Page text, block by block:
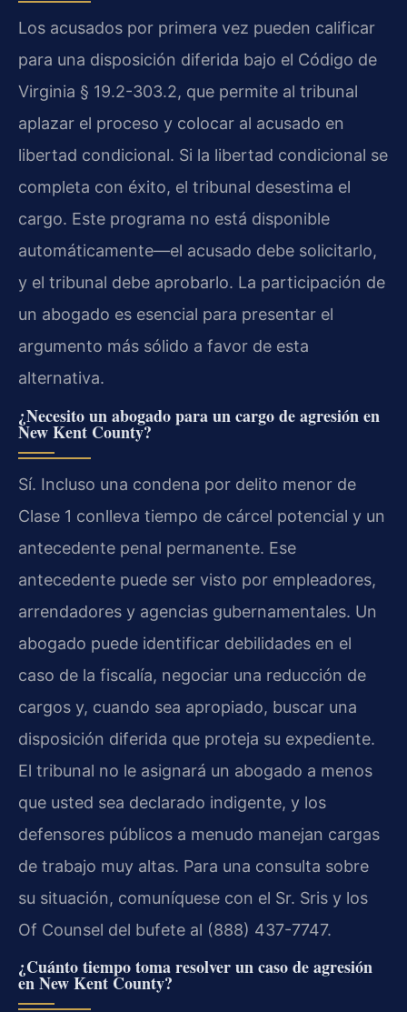
Los acusados por primera vez pueden calificar
para una disposición diferida bajo el Código de
Virginia § 19.2-303.2, que permite al tribunal
aplazar el proceso y colocar al acusado en
libertad condicional. Si la libertad condicional se
completa con éxito, el tribunal desestima el
cargo. Este programa no está disponible
automáticamente—el acusado debe solicitarlo,
y el tribunal debe aprobarlo. La participación de
un abogado es esencial para presentar el
argumento más sólido a favor de esta
alternativa.
¿Necesito un abogado para un cargo de agresión en
New Kent County?
Sí. Incluso una condena por delito menor de
Clase 1 conlleva tiempo de cárcel potencial y un
antecedente penal permanente. Ese
antecedente puede ser visto por empleadores,
arrendadores y agencias gubernamentales. Un
abogado puede identificar debilidades en el
caso de la fiscalía, negociar una reducción de
cargos y, cuando sea apropiado, buscar una
disposición diferida que proteja su expediente.
El tribunal no le asignará un abogado a menos
que usted sea declarado indigente, y los
defensores públicos a menudo manejan cargas
de trabajo muy altas. Para una consulta sobre
su situación, comuníquese con el Sr. Sris y los
Of Counsel del bufete al (888) 437-7747.
¿Cuánto tiempo toma resolver un caso de agresión
en New Kent County?